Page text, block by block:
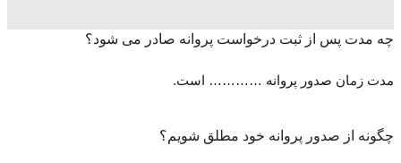
چه مدت پس از ثبت درخواست پروانه صادر می شود؟
مدت زمان صدور پروانه ………… است.
چگونه از صدور پروانه خود مطلق شویم؟